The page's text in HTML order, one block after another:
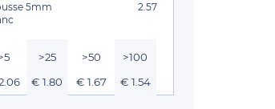
5mm
2.57
>25 >50 >100
€ 1.80 € 1.67 € 1.54